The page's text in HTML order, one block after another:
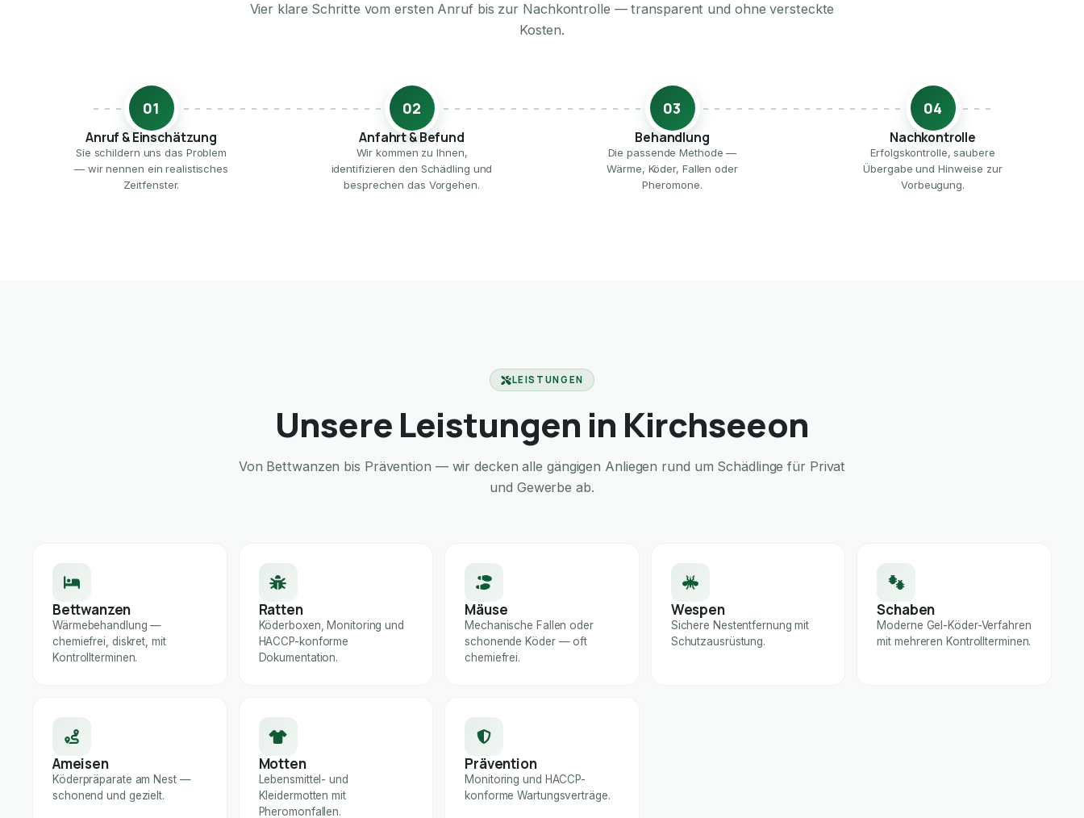
Vier klare Schritte vom ersten Anruf bis zur Nachkontrolle — transparent und ohne versteckte
Kosten.
01
Anruf & Einschätzung
Sie schildern uns das Problem
— wir nennen ein realistisches
Zeitfenster.
02
Anfahrt & Befund
Wir kommen zu Ihnen,
identifizieren den Schädling und
besprechen das Vorgehen.
03
Behandlung
Die passende Methode —
Wärme, Köder, Fallen oder
Pheromone.
04
Nachkontrolle
Erfolgskontrolle, saubere
Übergabe und Hinweise zur
Vorbeugung.
LEISTUNGEN
Unsere Leistungen in Kirchseeon
Von Bettwanzen bis Prävention — wir decken alle gängigen Anliegen rund um Schädlinge für Privat
und Gewerbe ab.
Bettwanzen
Wärmebehandlung —
chemiefrei, diskret, mit
Kontrollterminen.
Ratten
Köderboxen, Monitoring und
HACCP-konforme
Dokumentation.
Mäuse
Mechanische Fallen oder
schonende Köder — oft
chemiefrei.
Wespen
Sichere Nestentfernung mit
Schutzausrüstung.
Schaben
Moderne Gel-Köder-Verfahren
mit mehreren Kontrollterminen.
Ameisen
Köderpräparate am Nest —
schonend und gezielt.
Motten
Lebensmittel- und
Kleidermotten mit
Pheromonfallen.
Prävention
Monitoring und HACCP-
konforme Wartungsverträge.